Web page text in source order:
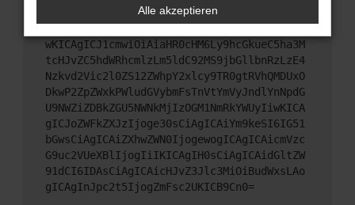
ewogICJuYW1lIjogIk5ldHdvcmtFcnJvciIsCiAgI
mNvbmZpZyI6IHsKICAgICJtZXRob2QiOiAiR0VUIi
wKICAgICJ1cmwiOiAiaHR0cHM6Ly9hcGkueC5ha3M
tcHJvZC5hdWRhcmlzLm5ldC92MS9jbGllbnRzLzE4
Nzkvd2Vic2l0ZS12ZWhpY2xlcy9TR0gtRVhQMDUxO
DkwP2ZpZWxkPWludGVybmFsTnVtYmVyJndlYnNpdG
U9NWZiZDBkZGU5NWNkMjIzOGM1NmRkYWUyIiwKICA
gICJoZWFkZXJzIjoge30sCiAgICAiYm9keSI6IG51
bGwsCiAgICAiZXhwZWN0IjogewogICAgICAicmVzc
G9uc2VUeXBlIjogIiIKICAgIH0sCiAgICAidGltZW
91dCI6IDAsCiAgICAicHJvZ3Jlc3MiOiBudWxsLAo
gICAgInJpc2t5IjogZmFsc2UKICB9Cn0=
Alle akzeptieren